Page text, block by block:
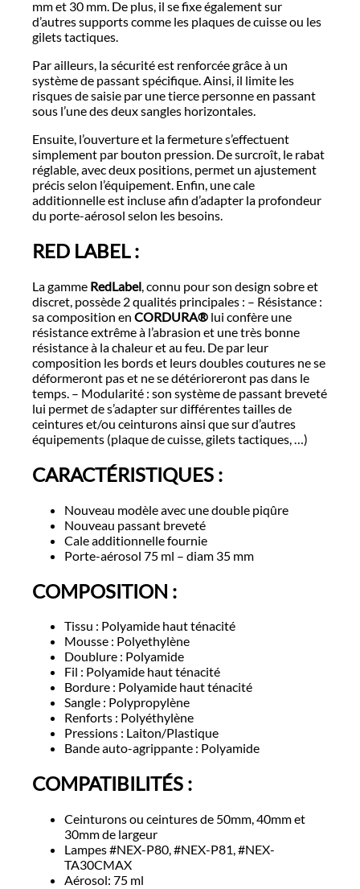
mm et 30 mm. De plus, il se fixe également sur
d’autres supports comme les plaques de cuisse ou les
gilets tactiques.
Par ailleurs, la sécurité est renforcée grâce à un
système de passant spécifique. Ainsi, il limite les
risques de saisie par une tierce personne en passant
sous l’une des deux sangles horizontales.
Ensuite, l’ouverture et la fermeture s’effectuent
simplement par bouton pression. De surcroît, le rabat
réglable, avec deux positions, permet un ajustement
précis selon l’équipement. Enfin, une cale
additionnelle est incluse afin d’adapter la profondeur
du porte-aérosol selon les besoins.
RED LABEL :
La gamme RedLabel, connu pour son design sobre et
discret, possède 2 qualités principales : – Résistance :
sa composition en CORDURA® lui confère une
résistance extrême à l’abrasion et une très bonne
résistance à la chaleur et au feu. De par leur
composition les bords et leurs doubles coutures ne se
déformeront pas et ne se détérioreront pas dans le
temps. – Modularité : son système de passant breveté
lui permet de s’adapter sur différentes tailles de
ceintures et/ou ceinturons ainsi que sur d’autres
équipements (plaque de cuisse, gilets tactiques, …)
CARACTÉRISTIQUES :
Nouveau modèle avec une double piqûre
Nouveau passant breveté
Cale additionnelle fournie
Porte-aérosol 75 ml – diam 35 mm
COMPOSITION :
Tissu : Polyamide haut ténacité
Mousse : Polyethylène
Doublure : Polyamide
Fil : Polyamide haut ténacité
Bordure : Polyamide haut ténacité
Sangle : Polypropylène
Renforts : Polyéthylène
Pressions : Laiton/Plastique
Bande auto-agrippante : Polyamide
COMPATIBILITÉS :
Ceinturons ou ceintures de 50mm, 40mm et
30mm de largeur
Lampes #NEX-P80, #NEX-P81, #NEX-
TA30CMAX
Aérosol: 75 ml